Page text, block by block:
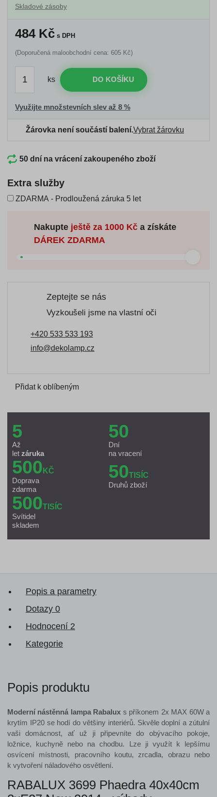
Skladové zásoby
484Kč s DPH
(Doporučená maloobchodní cena: 605 Kč)
ks DO KOŠÍKU
Využijte množstevních slev až 8 %
Žárovka není součástí balení.Vybrat žárovku
50 dní na vrácení zakoupeného zboží
Extra služby
ZDARMA - Prodloužená záruka 5 let
Nakupte ještě za1000 Kča získáte
DÁREK ZDARMA
Zeptejte se nás
Vyzkoušeli jsme na vlastní oči
+420 533 533 193
info@dekolamp.cz
Přidat k oblíbeným
5
Až
let záruka
50
Dní
na vracení
500 KČ
Doprava
zdarma
50TISÍC
Druhů zboží
500TISÍC
Svítidel
skladem
Popis a parametry
Dotazy 0
Hodnocení 2
Kategorie
Popis produktu
Moderní nástěnná lampa Rabalux s příkonem 2x MAX 60W a
krytím IP20 se hodí do většiny interiérů. Skvěle doplní a zútulní
vaši domácnost, ať už ji připevníte do obývacího pokoje,
ložnice, kuchyně nebo na chodbu. Lze ji využít k lepšímu
osvícení místnosti, pracovního koutu, zrcadla, obrazu nebo
k vytvoření náladového osvětlení.
RABALUX 3699 Phaedra 40x40cm